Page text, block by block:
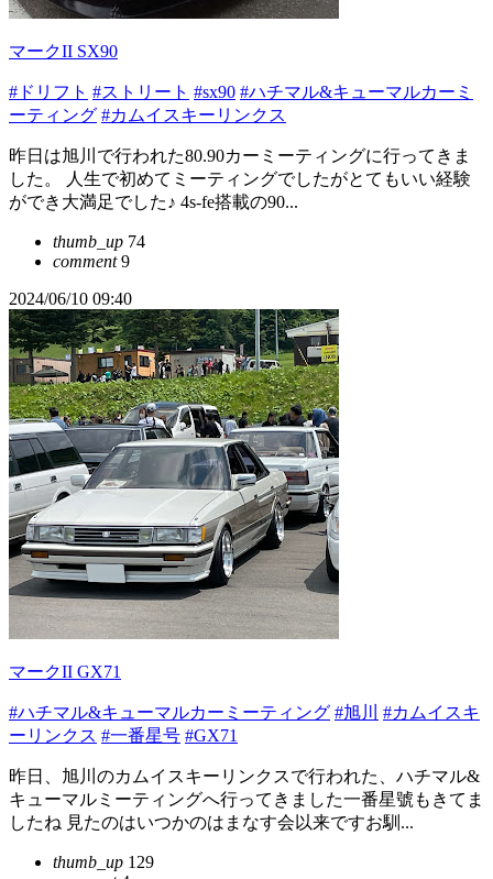
マークII SX90
#ドリフト #ストリート #sx90 #ハチマル&キューマルカーミ
ーティング #カムイスキーリンクス
昨日は旭川で行われた80.90カーミーティングに行ってきま
した。 人生で初めてミーティングでしたがとてもいい経験
ができ大満足でした♪ 4s-fe搭載の90...
thumb_up 74
comment9
2024/06/10 09:40
マークII GX71
#ハチマル&キューマルカーミーティング #旭川
#カムイスキ
ーリンクス #一番星号 #GX71
昨日、旭川のカムイスキーリンクスで行われた、ハチマル&
キューマルミーティングへ行ってきました一番星號もきてま
したね 見たのはいつかのはまなす会以来ですお馴...
thumb_up 129